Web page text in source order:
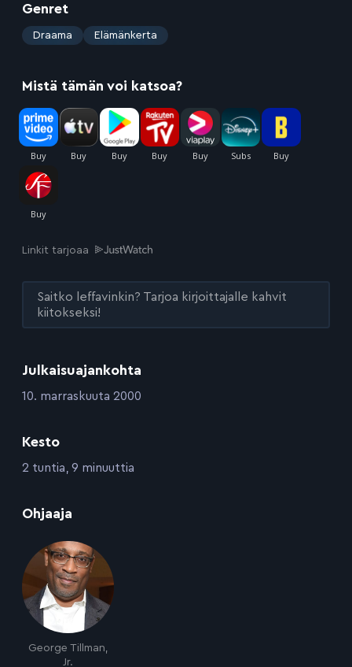
Julkaisuajankohta
:10. marraskuuta 2000
Kesto
:2 tuntia, 9 minuuttia
Ohjaaja
George Tillman,
Jr.
Genret
: Draama Elämänkerta
Mistä tämän voi katsoa?
Linkit tarjoaa
Saitko leffavinkin? Tarjoa kirjoittajalle kahvit
kiitokseksi!